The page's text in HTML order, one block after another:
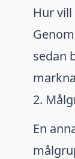
Hur
sedan
2.
En